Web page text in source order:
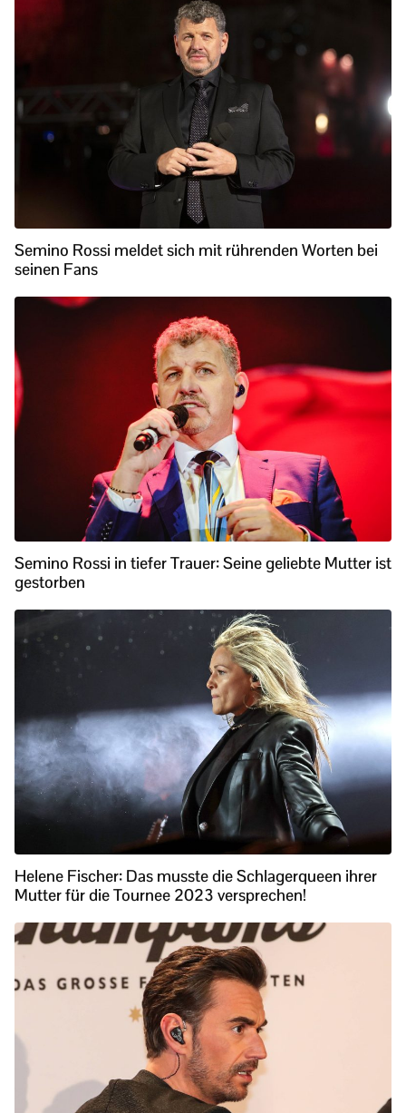
Semino Rossi meldet sich mit rührenden Worten bei
seinen Fans
Semino Rossi in tiefer Trauer: Seine geliebte Mutter ist
gestorben
Helene Fischer: Das musste die Schlagerqueen ihrer
Mutter für die Tournee 2023 versprechen!